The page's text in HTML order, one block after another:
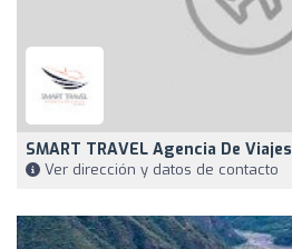
SMART TRAVEL Agencia De Viajes
Ver dirección y datos de contacto